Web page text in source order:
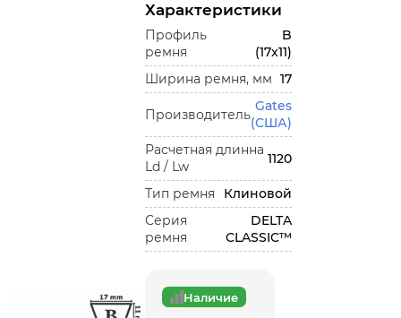
Характеристики
Профиль
ремня
B
(17x11)
Ширина ремня, мм 17
Производитель
Gates
(США)
Расчетная длинна
Ld / Lw
1120
Тип ремня
Клиновой
Серия
ремня
DELTA
CLASSIC™
Наличие